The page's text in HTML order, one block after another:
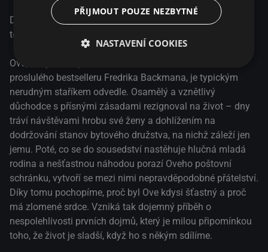
Dramatická komedie o nečekaném přátelství, lásce a o
tom, jak je důležité obklopit se správnými věcmi.
Ove, který se na plátno dostal ze stránek mezinárodně
proslulého bestselleru Fredrika Backmana, je typickým
nerudným staříkem odvedle. Osamělý a vznětlivý
důchodce s přísnými zásadami rezignoval na život – dny
tráví návštěvami hrobu své ženy a dohlížením na
dodržování stanov bytového družstva, na nichž záleží jen
jemu. Poté, co se do sousedství nastěhuje hlučná mladá
rodina a nešťastnou náhodou porazí Oveho poštovní
schránku, vytvoří se mezi nimi nepravděpodobné přátelství.
Díky tomu pochopíme, proč byl Ove kdysi šťastný a proč
má zlomené srdce. Vzniká tak dojemný příběh o
nespolehlivosti prvních dojmů, který je milou připomínkou
toho, že život je sladší, když ho s někým sdílíme.
PŘIJMOUT POUZE NEZBYTNÉ
NASTAVENÍ COOKIES